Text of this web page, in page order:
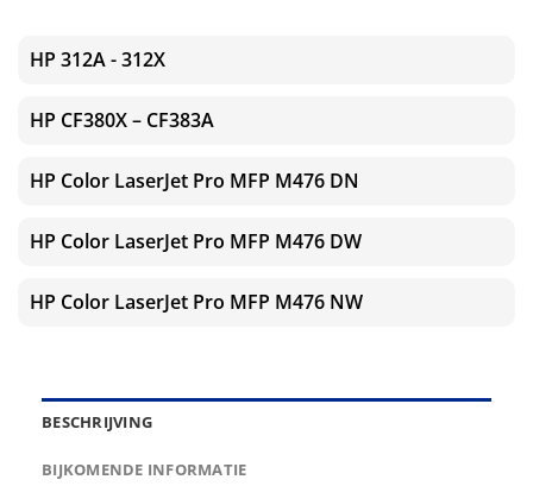
HP 312A - 312X
HP CF380X – CF383A
HP Color LaserJet Pro MFP M476 DN
HP Color LaserJet Pro MFP M476 DW
HP Color LaserJet Pro MFP M476 NW
BESCHRIJVING
BIJKOMENDE INFORMATIE